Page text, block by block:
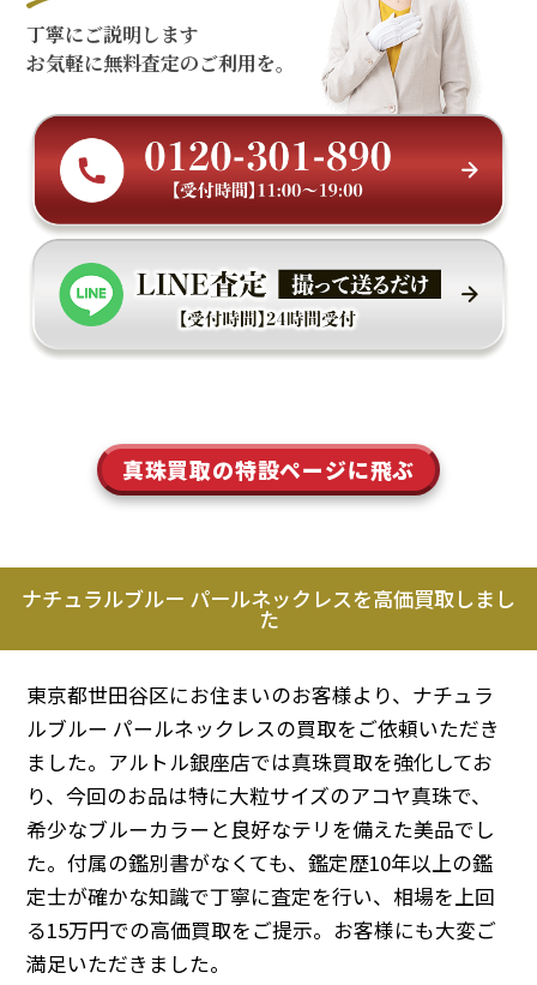
丁寧にご説明します
お気軽に無料査定のご利用を。
真珠買取の特設ページに飛ぶ
ナチュラルブルー パールネックレスを高価買取しまし
た
東京都世田谷区にお住まいのお客様より、ナチュラ
ルブルー パールネックレスの買取をご依頼いただき
ました。アルトル銀座店では真珠買取を強化してお
り、今回のお品は特に大粒サイズのアコヤ真珠で、
希少なブルーカラーと良好なテリを備えた美品でし
た。付属の鑑別書がなくても、鑑定歴10年以上の鑑
定士が確かな知識で丁寧に査定を行い、相場を上回
る15万円での高価買取をご提示。お客様にも大変ご
満足いただきました。